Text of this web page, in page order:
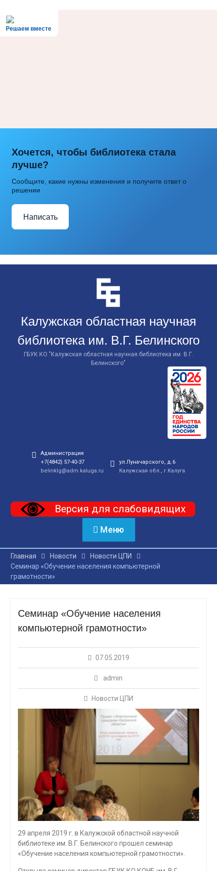
Решаем вместе
Хочется, чтобы библиотека стала
лучше?
Сообщите, какие нужны изменения и получите ответ о
решении
Написать
Калужская областная научная
библиотека им. В.Г. Белинского
ГБУК КО "Калужская областная научная библиотека им. В.Г.
Белинского"
Администрация
+7(4842) 57-40-37
belinklg@adm.kaluga.ru
ул.Луначарского, д.6
Калужская обл., г.Калуга
Версия для слабовидящих
Меню
Главная Новости
Новости ЦПИ
Семинар «Обучение населения компьютерной
грамотности»
Семинар «Обучение населения
компьютерной грамотности»
07.05.2019
admin
Новости ЦПИ
29 апреля 2019 г. в Калужской областной научной
библиотеке им. В.Г. Белинского прошел семинар
«Обучение населения компьютерной грамотности».